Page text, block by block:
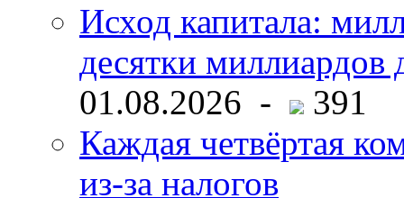
Исход капитала:
десятки миллиардов
01.08.2026 -
391
Каждая четвёртая
из-за налогов